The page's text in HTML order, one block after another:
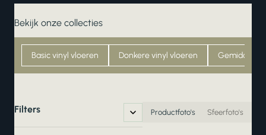
Bekijk onze collecties
Basic vinyl vloeren Donkere vinyl vloeren Gemiddelde
Filters Productfoto's Sfeerfoto's